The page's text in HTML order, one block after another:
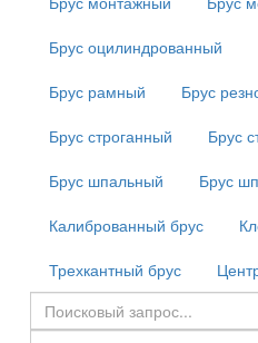
Брус оцилиндрованный
Брус рамный
Брус
Брус строганный
Брус
Брус шпальный
Брус
Калиброванный брус
Трехкантный брус